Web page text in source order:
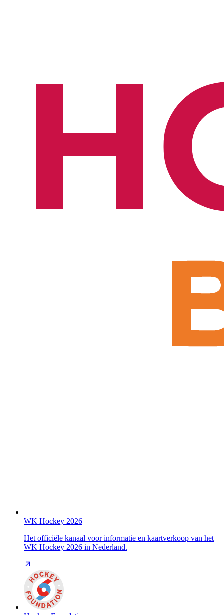
WK Hockey 2026
Het officiële kanaal voor informatie en kaartverkoop van het
WK Hockey 2026 in Nederland.